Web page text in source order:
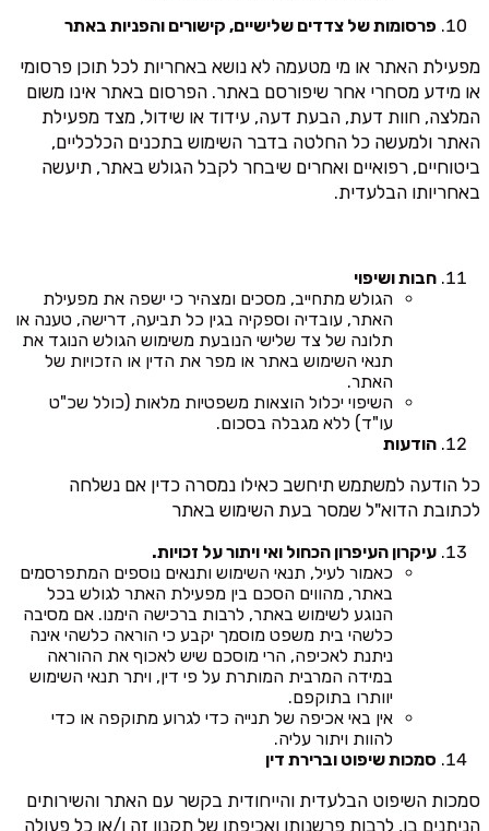
פרסומות של צדדים שלישיים, קישורים והפניות באתר
מפעילת האתר או מי מטעמה לא נושא באחריות לכל תוכן פרסומי
או מידע מסחרי אחר שיפורסם באתר. הפרסום באתר אינו משום
המלצה, חוות דעת, הבעת דעה, עידוד או שידול, מצד מפעילת
האתר ולמעשה כל החלטה בדבר השימוש בתכנים הכלכליים,
ביטוחיים, רפואיים ואחרים שיבחר לקבל הגולש באתר, תיעשה
באחריותו הבלעדית.
חבות ושיפוי
הגולש מתחייב, מסכים ומצהיר כי ישפה את מפעילת
האתר, עובדיה וספקיה בגין כל תביעה, דרישה, טענה או
תלונה של צד שלישי הנובעת משימוש הגולש הנוגד את
תנאי השימוש באתר או מפר את הדין או הזכויות של
האתר.
השיפוי יכלול הוצאות משפטיות מלאות (כולל שכ"ט
עו"ד) ללא מגבלה בסכום.
הודעות
כל הודעה למשתמש תיחשב כאילו נמסרה כדין אם נשלחה
לכתובת הדוא"ל שמסר בעת השימוש באתר
עיקרון העיפרון הכחול ואי ויתור על זכויות.
כאמור לעיל, תנאי השימוש ותנאים נוספים המתפרסמים
באתר, מהווים הסכם בין מפעילת האתר לגולש בכל
הנוגע לשימוש באתר, לרבות ברכישה הימנו. אם מסיבה
כלשהי בית משפט מוסמך יקבע כי הוראה כלשהי אינה
ניתנת לאכיפה, הרי מוסכם שיש לאכוף את ההוראה
במידה המרבית המותרת על פי דין, ויתר תנאי השימוש
יוותרו בתוקפם.
אין באי אכיפה של תנייה כדי לגרוע מתוקפה או כדי
להוות ויתור עליה.
סמכות שיפוט וברירת דין
סמכות השיפוט הבלעדית והייחודית בקשר עם האתר והשירותים
הניתנים בו, לרבות פרשנותו ואכיפתו של תקנון זה ו/או כל פעולה